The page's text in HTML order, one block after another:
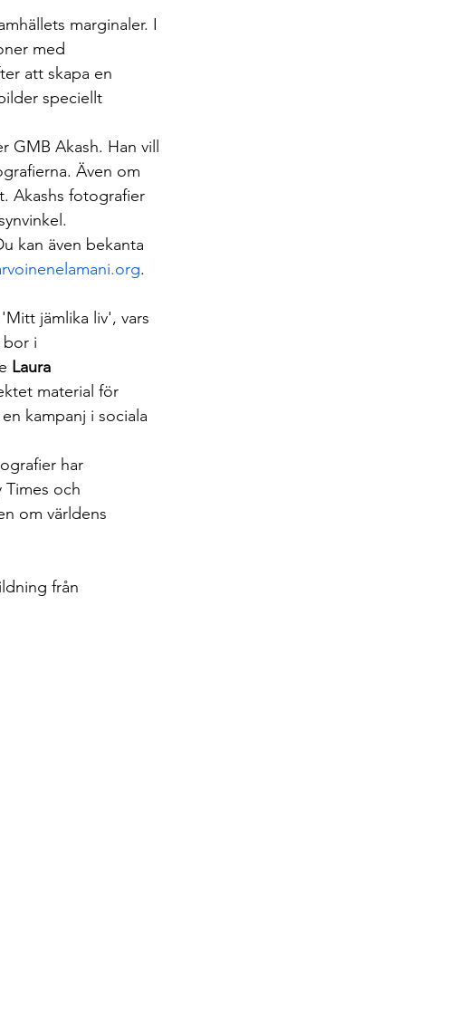
marginaler. I
med
att skapa en
speciellt
Akash. Han vill
Även om
Akashs fotografier
kan även bekanta
.
jämlika liv', vars
bor i
Laura
material för
kampanj i sociala
har
Times och
om världens
från